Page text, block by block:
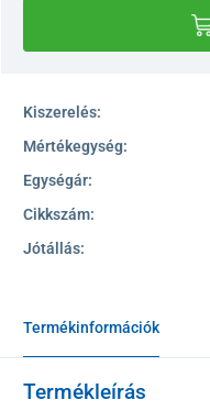
Kiszerelés:
Mértékegység:
Egységár:
Cikkszám:
Jótállás:
Termékinformációk
Termékleírás